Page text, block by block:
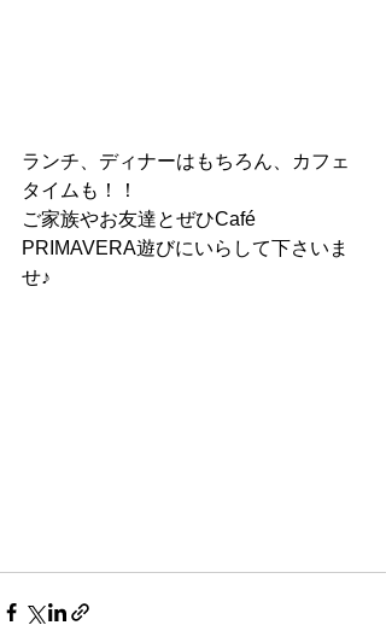
ランチ、ディナーはもちろん、カフェ
タイムも！！
ご家族やお友達とぜひCafé
PRIMAVERA遊びにいらして下さいま
せ♪